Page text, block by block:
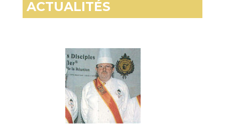
ACTUALITÉS